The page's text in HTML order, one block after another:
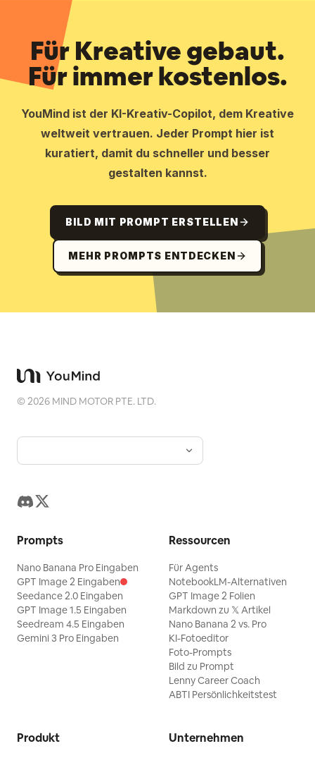
Für Kreative gebaut.
Für immer kostenlos.
YouMind ist der KI-Kreativ-Copilot, dem Kreative
weltweit vertrauen. Jeder Prompt hier ist
kuratiert, damit du schneller und besser
gestalten kannst.
BILD MIT PROMPT ERSTELLEN
MEHR PROMPTS ENTDECKEN
©2026 MIND MOTOR PTE. LTD.
Prompts
Nano Banana Pro Eingaben
GPT Image 2 Eingaben
Seedance 2.0 Eingaben
GPT Image 1.5 Eingaben
Seedream 4.5 Eingaben
Gemini 3 Pro Eingaben
Ressourcen
Für Agents
NotebookLM-Alternativen
GPT Image 2 Folien
Markdown zu 𝕏 Artikel
Nano Banana 2 vs. Pro
KI-Fotoeditor
Foto-Prompts
Bild zu Prompt
Lenny Career Coach
ABTI Persönlichkeitstest
Produkt Unternehmen